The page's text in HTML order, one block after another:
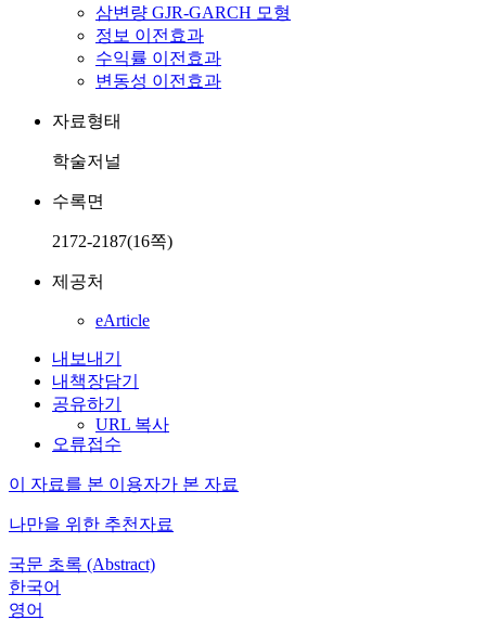
삼변량 GJR-GARCH 모형
정보 이전효과
수익률 이전효과
변동성 이전효과
자료형태
학술저널
수록면
2172-2187(16쪽)
제공처
eArticle
내보내기
내책장담기
공유하기
URL 복사
오류접수
이 자료를 본 이용자가 본 자료
나만을 위한 추천자료
국문 초록 (Abstract)
한국어
영어